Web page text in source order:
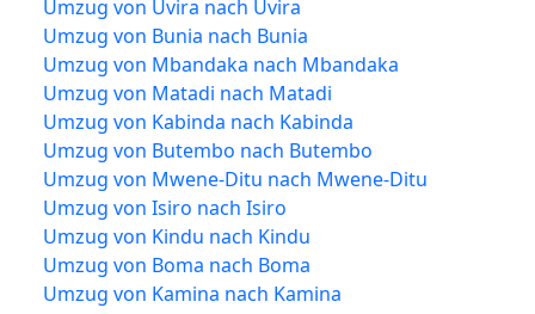
Umzug von Uvira nach Uvira
Umzug von Bunia nach Bunia
Umzug von Mbandaka nach Mbandaka
Umzug von Matadi nach Matadi
Umzug von Kabinda nach Kabinda
Umzug von Butembo nach Butembo
Umzug von Mwene-Ditu nach Mwene-Ditu
Umzug von Isiro nach Isiro
Umzug von Kindu nach Kindu
Umzug von Boma nach Boma
Umzug von Kamina nach Kamina